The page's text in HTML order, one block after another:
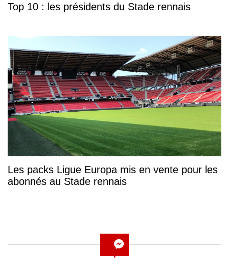
Top 10 : les présidents du Stade rennais
Les packs Ligue Europa mis en vente pour les
abonnés au Stade rennais